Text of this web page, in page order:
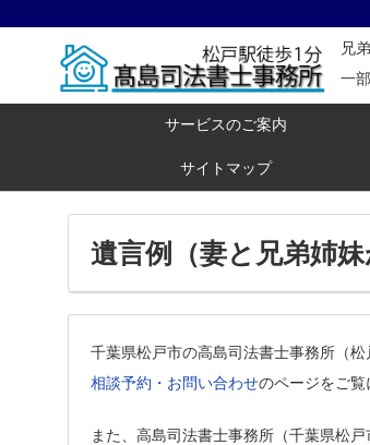
兄
一
サービスのご案内
サイトマップ
遺言例（妻と兄弟姉妹
千葉県松戸市の高島司法書士事務所（
相談予約・お問い合わせのページをご覧
また、高島司法書士事務所（千葉県松